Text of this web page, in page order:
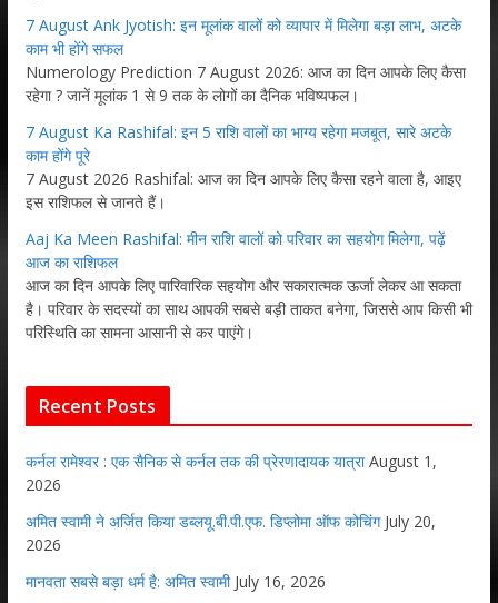
7 August Ank Jyotish: इन मूलांक वालों को व्यापार में मिलेगा बड़ा लाभ, अटके
काम भी होंगे सफल
Numerology Prediction 7 August 2026: आज का दिन आपके लिए कैसा
रहेगा ? जानें मूलांक 1 से 9 तक के लोगों का दैनिक भविष्यफल।
7 August Ka Rashifal: इन 5 राशि वालों का भाग्य रहेगा मजबूत, सारे अटके
काम होंगे पूरे
7 August 2026 Rashifal: आज का दिन आपके लिए कैसा रहने वाला है, आइए
इस राशिफल से जानते हैं।
Aaj Ka Meen Rashifal: मीन राशि वालों को परिवार का सहयोग मिलेगा, पढ़ें
आज का राशिफल
आज का दिन आपके लिए पारिवारिक सहयोग और सकारात्मक ऊर्जा लेकर आ सकता
है। परिवार के सदस्यों का साथ आपकी सबसे बड़ी ताकत बनेगा, जिससे आप किसी भी
परिस्थिति का सामना आसानी से कर पाएंगे।
Recent Posts
कर्नल रामेश्वर : एक सैनिक से कर्नल तक की प्रेरणादायक यात्रा August 1,
2026
अमित स्वामी ने अर्जित किया डब्लयू.बी.पी.एफ. डिप्लोमा ऑफ कोचिंग July 20,
2026
मानवता सबसे बड़ा धर्म है: अमित स्वामी July 16, 2026